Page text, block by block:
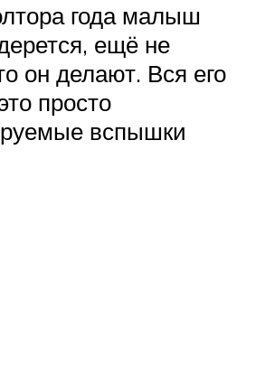
года малыш
ещё не
он делают. Вся его
просто
вспышки